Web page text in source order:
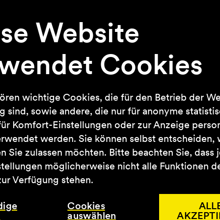
Konzern, der an der Großen
Calzedonia betreibt. „Das
gut“, erklärt Karen Trentmann von
das Dessous-Label von Calzedonia
Verkaufsfläche für Dessous,
Ab Mitte Januar 2022 werden
werden kann. „Intimissimi passt
Nähe des Modehauses
werde sich positiv auf die
Website
Cookies
wichtige Cookies, die für den Betrieb der
sind, sowie andere, die nur für anonyme
Komfort-Einstellungen oder zur Anzeige
werden. Sie können selbst entscheiden,
Sie zulassen möchten. Bitte beachten Sie, dass
möglicherweise nicht alle Funktionen
Verfügung stehen.
Cookies
auswählen